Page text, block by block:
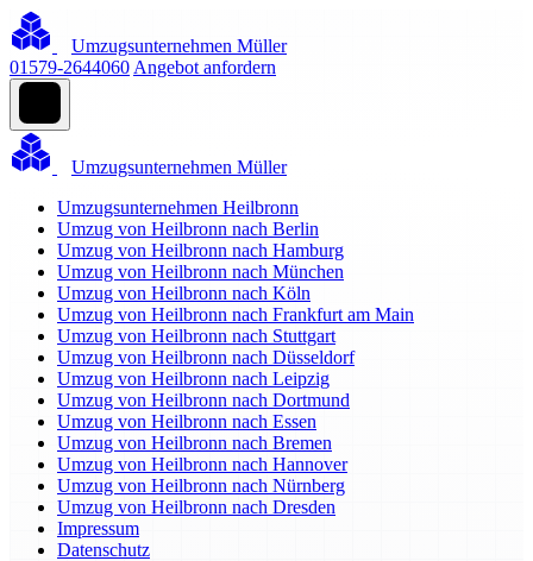
Umzugsunternehmen Müller
01579-2644060 Angebot anfordern
Umzugsunternehmen Müller
Umzugsunternehmen Heilbronn
Umzug von Heilbronn nach Berlin
Umzug von Heilbronn nach Hamburg
Umzug von Heilbronn nach München
Umzug von Heilbronn nach Köln
Umzug von Heilbronn nach Frankfurt am Main
Umzug von Heilbronn nach Stuttgart
Umzug von Heilbronn nach Düsseldorf
Umzug von Heilbronn nach Leipzig
Umzug von Heilbronn nach Dortmund
Umzug von Heilbronn nach Essen
Umzug von Heilbronn nach Bremen
Umzug von Heilbronn nach Hannover
Umzug von Heilbronn nach Nürnberg
Umzug von Heilbronn nach Dresden
Impressum
Datenschutz